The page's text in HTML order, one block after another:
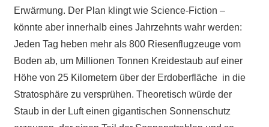
Erwärmung. Der Plan klingt wie Science-Fiction –
könnte aber innerhalb eines Jahrzehnts wahr werden:
Jeden Tag heben mehr als 800 Riesenflugzeuge vom
Boden ab, um Millionen Tonnen Kreidestaub auf einer
Höhe von 25 Kilometern über der Erdoberfläche in die
Stratosphäre zu versprühen. Theoretisch würde der
Staub in der Luft einen gigantischen Sonnenschutz